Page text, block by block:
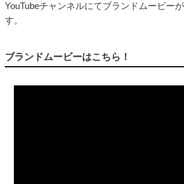
YouTubeチャンネルにてブランドムービー
す。
ブランドムービーはこちら！